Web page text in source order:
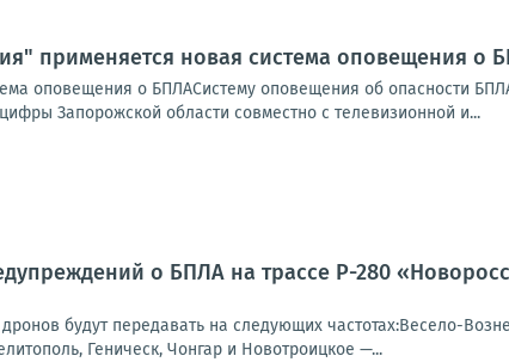
применяется новая система оповещения о
оповещения о БПЛАСистему оповещения об опасности
Запорожской области совместно с телевизионной и...
о БПЛА на трассе Р-280
будут передавать на следующих частотах:Весело-
Геническ, Чонгар и Новотроицкое —...